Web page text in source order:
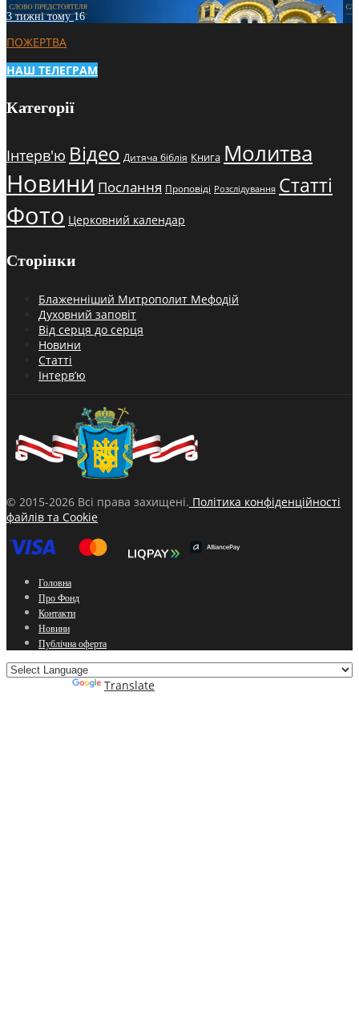
3 тижні тому16
ПОЖЕРТВА
НАШ ТЕЛЕГРАМ
Категорії
Інтерв'ю Відео Дитяча біблія Книга Молитва
Новини Послання Проповіді Розслідування Статті
Фото Церковний календар
Сторінки
Блаженніший Митрополит Мефодій
Духовний заповіт
Від серця до серця
Новини
Статті
Інтерв’ю
© 2015-2026 Всі права захищені. Політика конфіденційності
файлів та Cookie
Головна
Про Фонд
Контакти
Новини
Публічна оферта
Translate